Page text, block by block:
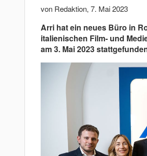
von Redaktion, 7. Mai 2023
Arri hat ein neues Büro in
italienischen Film- und
am 3. Mai 2023